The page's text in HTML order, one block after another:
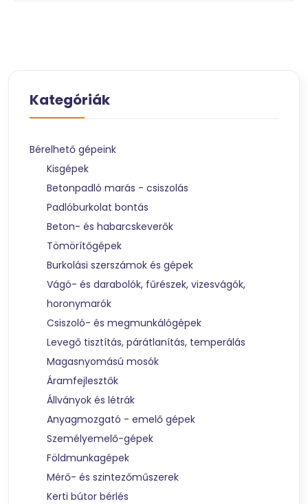
Kategóriák
Bérelhető gépeink
Kisgépek
Betonpadló marás - csiszolás
Padlóburkolat bontás
Beton- és habarcskeverők
Tömörítőgépek
Burkolási szerszámok és gépek
Vágó- és darabolók, fűrészek, vizesvágók,
horonymarók
Csiszoló- és megmunkálógépek
Levegő tisztítás, párátlanítás, temperálás
Magasnyomású mosók
Áramfejlesztők
Állványok és létrák
Anyagmozgató - emelő gépek
Személyemelő-gépek
Földmunkagépek
Mérő- és szintezőműszerek
Kerti bútor bérlés